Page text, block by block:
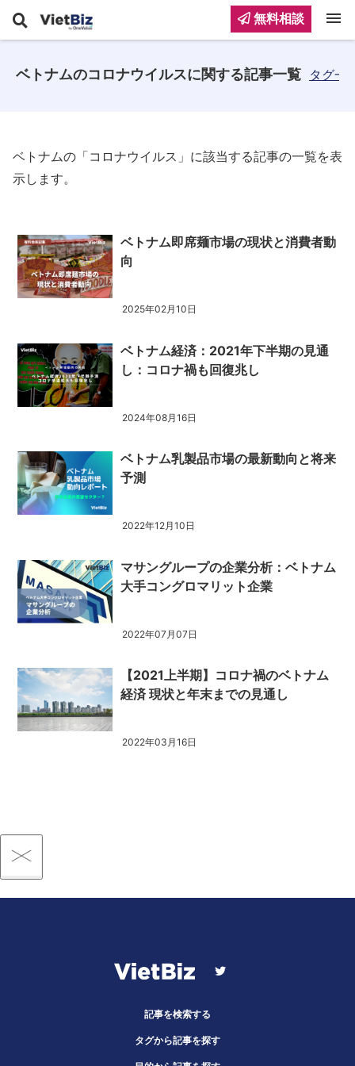
ベトナムのコロナウイルスに関する記事一覧 タグ一
ベトナムの「コロナウイルス」に該当する記事の一覧を表
示します。
ベトナム即席麺市場の現状と消費者動
向
2025年02月10日
ベトナム経済：2021年下半期の見通
し：コロナ禍も回復兆し
2024年08月16日
ベトナム乳製品市場の最新動向と将来
予測
2022年12月10日
マサングループの企業分析：ベトナム
大手コングロマリット企業
2022年07月07日
【2021上半期】コロナ禍のベトナム
経済 現状と年末までの見通し
2022年03月16日
記事を検索する
タグから記事を探す
無料相談 menu